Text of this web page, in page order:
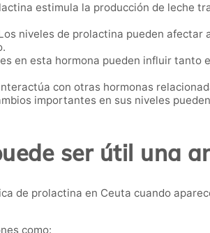
estimula la producción de leche
niveles de prolactina pueden afectar
en esta hormona pueden influir tanto
con otras hormonas
importantes en sus niveles
ser útil una
de prolactina en Ceuta cuando
como: